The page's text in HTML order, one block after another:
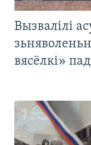
Вызвалілі
вясёлкі»